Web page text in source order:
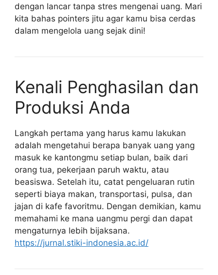
dengan lancar tanpa stres mengenai uang. Mari
kita bahas pointers jitu agar kamu bisa cerdas
dalam mengelola uang sejak dini!
Kenali Penghasilan dan
Produksi Anda
Langkah pertama yang harus kamu lakukan
adalah mengetahui berapa banyak uang yang
masuk ke kantongmu setiap bulan, baik dari
orang tua, pekerjaan paruh waktu, atau
beasiswa. Setelah itu, catat pengeluaran rutin
seperti biaya makan, transportasi, pulsa, dan
jajan di kafe favoritmu. Dengan demikian, kamu
memahami ke mana uangmu pergi dan dapat
mengaturnya lebih bijaksana.
https://jurnal.stiki-indonesia.ac.id/